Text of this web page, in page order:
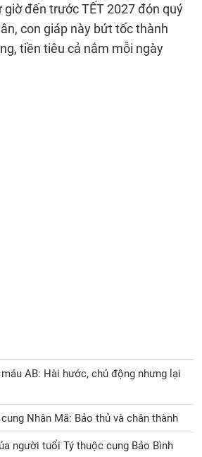
giờ đến trước TẾT 2027 đón quý
con giáp này bứt tốc thành
tiền tiêu cả nắm mỗi ngày
AB: Hài hước, chủ động nhưng lại
Nhân Mã: Bảo thủ và chân thành
người tuổi Tý thuộc cung Bảo Bình